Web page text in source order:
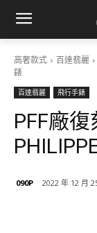
高奢款式 百達翡麗
錶
百達翡麗 飛行手錶
PFF廠
090P 2022 年 12 月